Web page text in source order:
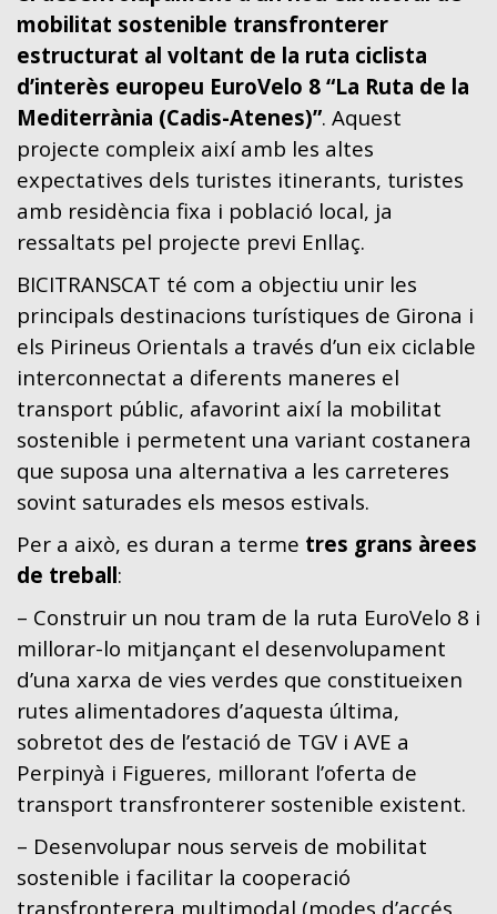
mobilitat sostenible transfronterer
estructurat al voltant de la ruta ciclista
d’interès europeu EuroVelo 8 “La Ruta de la
Mediterrània (Cadis-Atenes)”. Aquest
projecte compleix així amb les altes
expectatives dels turistes itinerants, turistes
amb residència fixa i població local, ja
ressaltats pel projecte previ Enllaç.
BICITRANSCAT té com a objectiu unir les
principals destinacions turístiques de Girona i
els Pirineus Orientals a través d’un eix ciclable
interconnectat a diferents maneres el
transport públic, afavorint així la mobilitat
sostenible i permetent una variant costanera
que suposa una alternativa a les carreteres
sovint saturades els mesos estivals.
Per a això, es duran a terme tres grans àrees
de treball:
– Construir un nou tram de la ruta EuroVelo 8 i
millorar-lo mitjançant el desenvolupament
d’una xarxa de vies verdes que constitueixen
rutes alimentadores d’aquesta última,
sobretot des de l’estació de TGV i AVE a
Perpinyà i Figueres, millorant l’oferta de
transport transfronterer sostenible existent.
– Desenvolupar nous serveis de mobilitat
sostenible i facilitar la cooperació
transfronterera multimodal (modes d’accés,